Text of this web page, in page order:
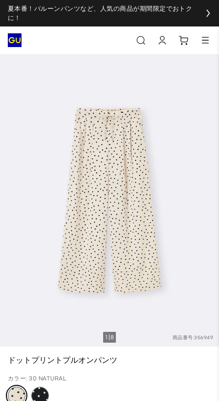
夏本番！バルーンパンツなど、人気の商品が期間限定でおトク
に！
商品番号:356949
1 8
ドットプリントプルオンパンツ
カラー: 30 NATURAL